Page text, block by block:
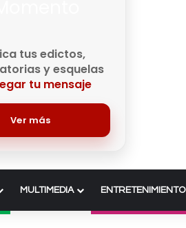
tus edictos,
y esquelas
tu mensaje
Ver más
MULTIMEDIA ENTRETENIMIENTO